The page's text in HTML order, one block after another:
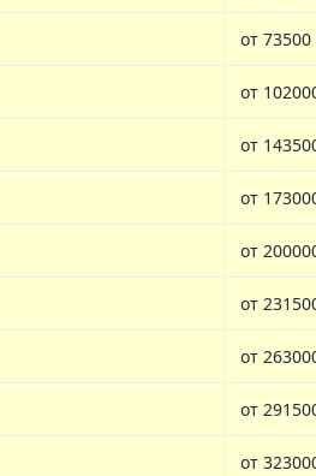
от 73500
от
от
от
от
от
от
от
от